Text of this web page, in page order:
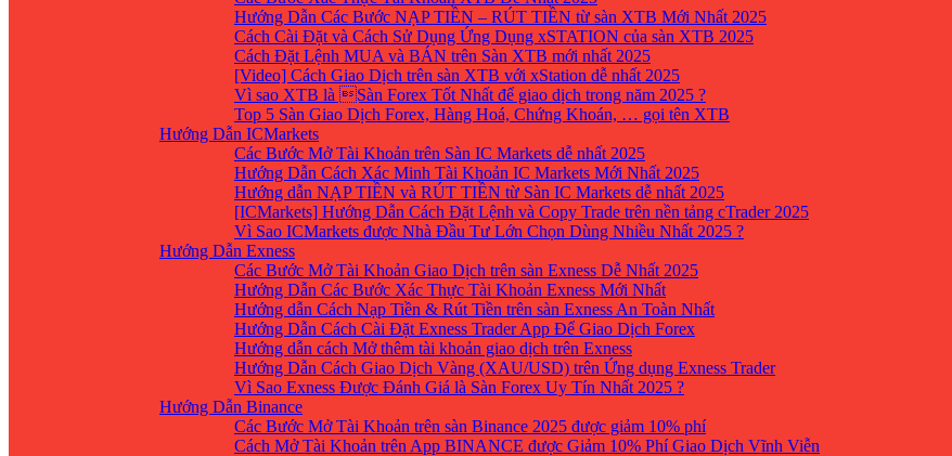
Hướng Dẫn Các Bước NẠP TIỀN – RÚT TIỀN từ sàn XTB Mới Nhất 2025
Cách Cài Đặt và Cách Sử Dụng Ứng Dụng xSTATION của sàn XTB 2025
Cách Đặt Lệnh MUA và BÁN trên Sàn XTB mới nhất 2025
[Video] Cách Giao Dịch trên sàn XTB với xStation dễ nhất 2025
Vì sao XTB là Sàn Forex Tốt Nhất để giao dịch trong năm 2025 ?
Top 5 Sàn Giao Dịch Forex, Hàng Hoá, Chứng Khoán, … gọi tên XTB
Hướng Dẫn ICMarkets
Các Bước Mở Tài Khoản trên Sàn IC Markets dễ nhất 2025
Hướng Dẫn Cách Xác Minh Tài Khoản IC Markets Mới Nhất 2025
Hướng dẫn NẠP TIỀN và RÚT TIỀN từ Sàn IC Markets dễ nhất 2025
[ICMarkets] Hướng Dẫn Cách Đặt Lệnh và Copy Trade trên nền tảng cTrader 2025
Vì Sao ICMarkets được Nhà Đầu Tư Lớn Chọn Dùng Nhiều Nhất 2025 ?
Hướng Dẫn Exness
Các Bước Mở Tài Khoản Giao Dịch trên sàn Exness Dễ Nhất 2025
Hướng Dẫn Các Bước Xác Thực Tài Khoản Exness Mới Nhất
Hướng dẫn Cách Nạp Tiền & Rút Tiền trên sàn Exness An Toàn Nhất
Hướng Dẫn Cách Cài Đặt Exness Trader App Để Giao Dịch Forex
Hướng dẫn cách Mở thêm tài khoản giao dịch trên Exness
Hướng Dẫn Cách Giao Dịch Vàng (XAU/USD) trên Ứng dụng Exness Trader
Vì Sao Exness Được Đánh Giá là Sàn Forex Uy Tín Nhất 2025 ?
Hướng Dẫn Binance
Các Bước Mở Tài Khoản trên sàn Binance 2025 được giảm 10% phí
Cách Mở Tài Khoản trên App BINANCE được Giảm 10% Phí Giao Dịch Vĩnh Viễn